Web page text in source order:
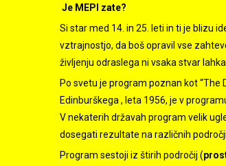
Je MEPI zate?
Si star med 14. in 25. leti in ti je blizu
vztrajnostjo, da boš opravil vse
življenju odraslega ni vsaka stvar
Po svetu je program poznan kot “The
Edinburškega , leta 1956, je v
V nekaterih državah program velik
dosegati rezultate na različnih
Program sestoji iz štirih področij (